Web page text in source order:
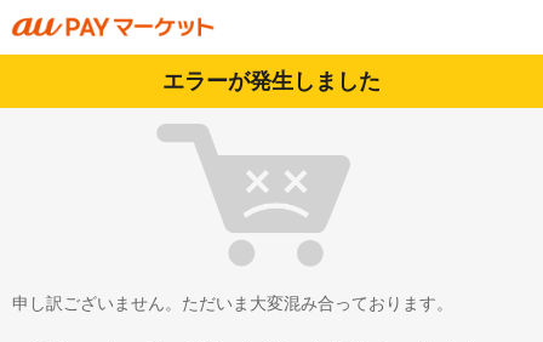
エラーが発生しました
申し訳ございません。ただいま大変混み合っております。